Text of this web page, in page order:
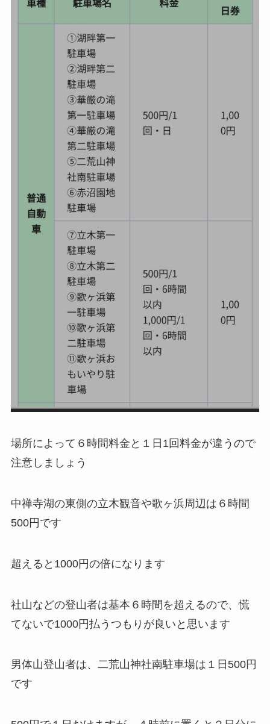
場所によって６時間料金と１日1回料金が違うので
注意しましょう
中禅寺湖の東側の立木観音や歌ヶ浜周辺は６時間
500円です
超えると1000円の倍になります
社山などの登山者は基本６時間を超えるので、慌
てないで1000円払うつもりが良いと思います
男体山登山者は、二荒山神社南駐車場は１日500円
です